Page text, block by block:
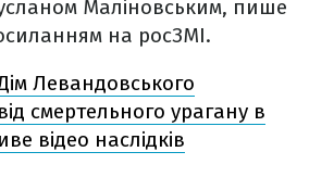
Маліновським, пише
на росЗМІ.
Левандовського
смертельного урагану в
відео наслідків